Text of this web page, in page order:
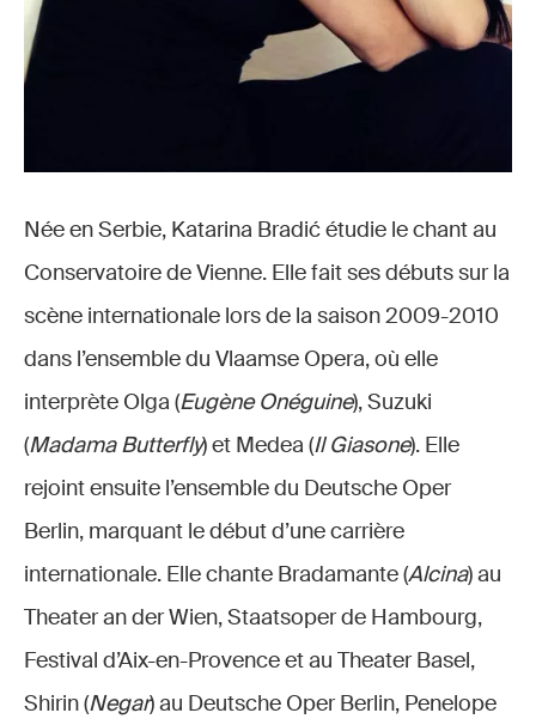
Née en Serbie, Katarina Bradić étudie le chant au
Conservatoire de Vienne. Elle fait ses débuts sur la
scène internationale lors de la saison 2009-2010
dans l’ensemble du Vlaamse Opera, où elle
interprète Olga (Eugène Onéguine), Suzuki
(Madama Butterfly) et Medea (Il Giasone). Elle
rejoint ensuite l’ensemble du Deutsche Oper
Berlin, marquant le début d’une carrière
internationale. Elle chante Bradamante (Alcina) au
Theater an der Wien, Staatsoper de Hambourg,
Festival d’Aix-en-Provence et au Theater Basel,
Shirin (Negar) au Deutsche Oper Berlin, Penelope